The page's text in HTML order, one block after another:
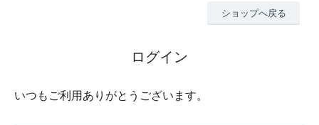
ショップへ戻る
ログイン
いつもご利用ありがとうございます。